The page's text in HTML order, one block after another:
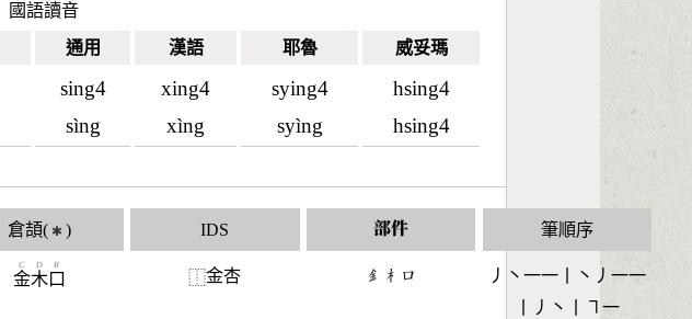
國語讀音
通用 漢語 耶魯 威妥瑪
sing4
sìng
xing4
xìng
sying4
syìng
hsing4
hsing4
倉頡( ✱ )
金
C
木
D
口
R
IDS
⿰金杏
部件
󶇕󶂸󶁶
筆順序
丿丶一一丨丶丿一一
丨丿丶丨㇕一